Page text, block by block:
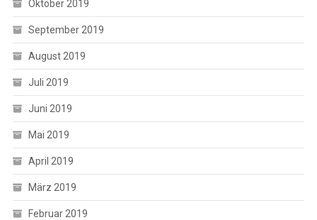
Oktober 2019
September 2019
August 2019
Juli 2019
Juni 2019
Mai 2019
April 2019
März 2019
Februar 2019